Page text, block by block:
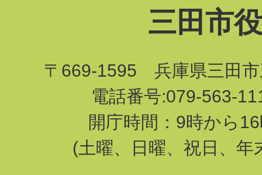
三田市
〒669-1595 兵庫県三田市
電話番号:079-563-
開庁時間：9時から
(土曜、日曜、祝日、年